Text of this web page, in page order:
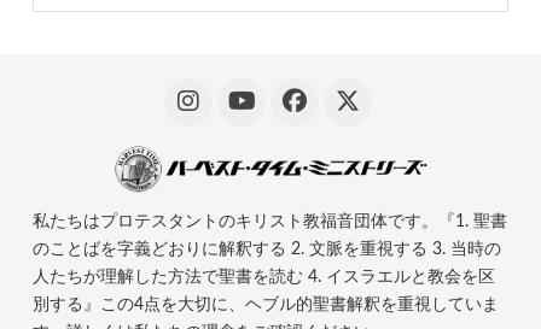
私たちはプロテスタントのキリスト教福音団体です。『1. 聖書
のことばを字義どおりに解釈する 2. 文脈を重視する 3. 当時の
人たちが理解した方法で聖書を読む 4. イスラエルと教会を区
別する』この4点を大切に、ヘブル的聖書解釈を重視していま